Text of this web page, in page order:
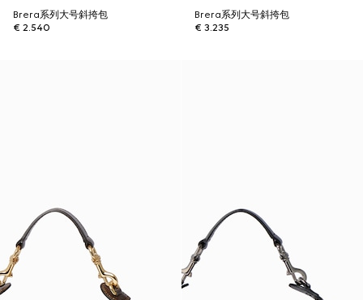
Brera系列大号斜挎包
€ 2.540
Brera系列大号斜挎包
€ 3.235